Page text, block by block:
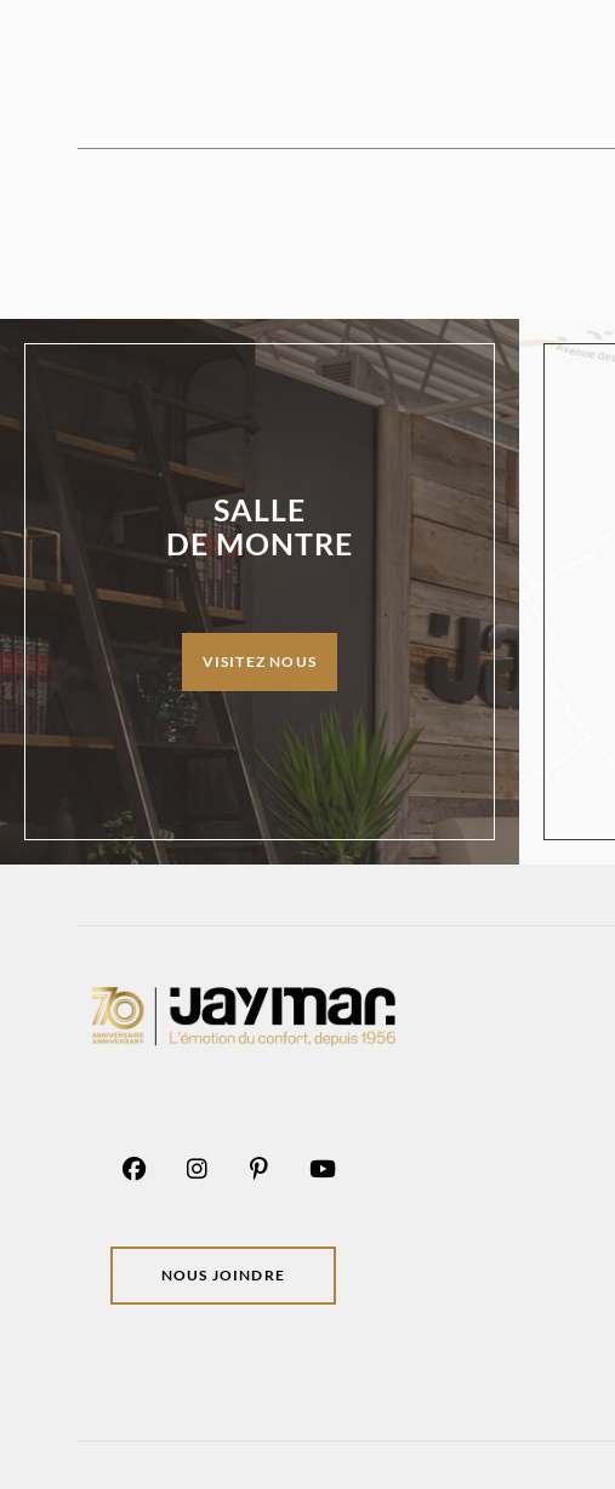
SALLE
DE MONTRE
VISITEZ NOUS
NOUS JOINDRE